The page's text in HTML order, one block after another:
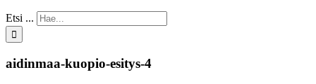
Etsi ...
aidinmaa-kuopio-esitys-4